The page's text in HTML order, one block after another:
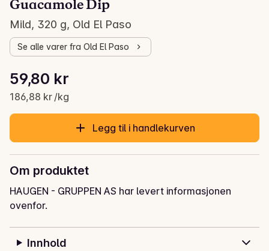
Guacamole Dip
Mild, 320 g, Old El Paso
Se alle varer fra Old El Paso
Gjeldende pris er: 59,80 kr
59,80 kr
186,88 kr /kg
Stykkpris: 186,88 kr /kg
Legg til i handlekurven
Om produktet
HAUGEN - GRUPPEN AS har levert informasjonen
ovenfor.
Innhold